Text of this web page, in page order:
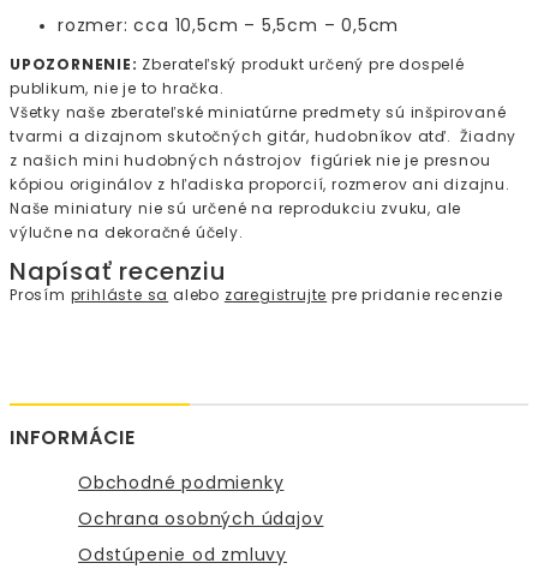
rozmer: cca 10,5cm – 5,5cm – 0,5cm
UPOZORNENIE: Zberateľský produkt určený pre dospelé
publikum, nie je to hračka.
Všetky naše zberateľské miniatúrne predmety sú inšpirované
tvarmi a dizajnom skutočných gitár, hudobníkov atď. Žiadny
z našich mini hudobných nástrojov figúriek nie je presnou
kópiou originálov z hľadiska proporcií, rozmerov ani dizajnu.
Naše miniatury nie sú určené na reprodukciu zvuku, ale
výlučne na dekoračné účely.
Napísať recenziu
Prosím prihláste sa alebo zaregistrujte pre pridanie recenzie
INFORMÁCIE
Obchodné podmienky
Ochrana osobných údajov
Odstúpenie od zmluvy